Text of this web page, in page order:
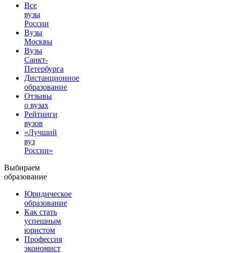
Все
вузы
России
Вузы
Москвы
Вузы
Санкт-
Петербурга
Дистанционное
образование
Отзывы
о вузах
Рейтинги
вузов
«Лучший
вуз
России»
Выбираем
образование
Юридическое
образование
Как стать
успешным
юристом
Профессия
экономист